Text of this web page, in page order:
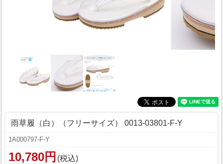
雨草履（白）（フリーサイズ） 0013-03801-F-Y
1A000797-F-Y
10,780円 (税込)